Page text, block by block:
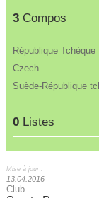
3 Compos
République Tchèque
Czech
Suède-République
0 Listes
Mise à jour :
13.04.2016
Club